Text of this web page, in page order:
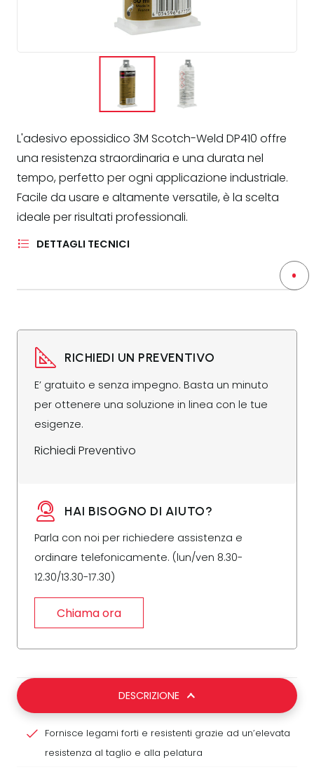
L'adesivo epossidico 3M Scotch-Weld DP410 offre
una resistenza straordinaria e una durata nel
tempo, perfetto per ogni applicazione industriale.
Facile da usare e altamente versatile, è la scelta
ideale per risultati professionali.
DETTAGLI TECNICI
RICHIEDI UN PREVENTIVO
E’ gratuito e senza impegno. Basta un minuto
per ottenere una soluzione in linea con le tue
esigenze.
Richiedi Preventivo
HAI BISOGNO DI AIUTO?
Parla con noi per richiedere assistenza e
ordinare telefonicamente. (lun/ven 8.30-
12.30/13.30-17.30)
Chiama ora
DESCRIZIONE
Fornisce legami forti e resistenti grazie ad un’elevata
resistenza al taglio e alla pelatura